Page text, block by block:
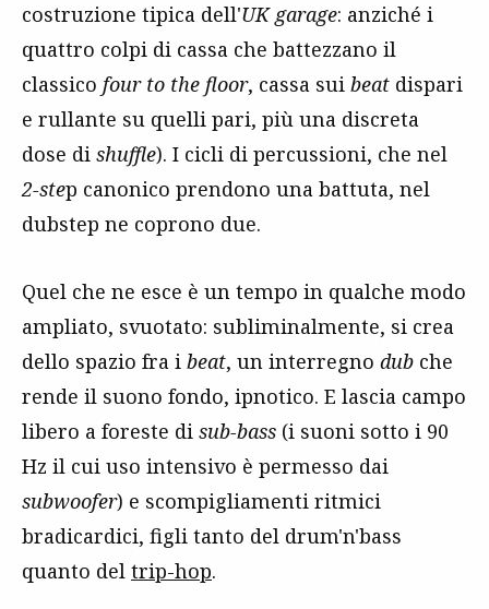
costruzione tipica dell'UK garage: anziché i
quattro colpi di cassa che battezzano il
classico four to the floor, cassa sui beat dispari
e rullante su quelli pari, più una discreta
dose di shuffle). I cicli di percussioni, che nel
2-step canonico prendono una battuta, nel
dubstep ne coprono due.
Quel che ne esce è un tempo in qualche modo
ampliato, svuotato: subliminalmente, si crea
dello spazio fra i beat, un interregno dub che
rende il suono fondo, ipnotico. E lascia campo
libero a foreste di sub-bass (i suoni sotto i 90
Hz il cui uso intensivo è permesso dai
subwoofer) e scompigliamenti ritmici
bradicardici, figli tanto del drum'n'bass
quanto del trip-hop.